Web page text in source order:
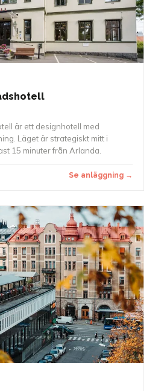
är ett designhotell med
Läget är strategiskt mitt i
15 minuter från Arlanda.
Se anläggning →